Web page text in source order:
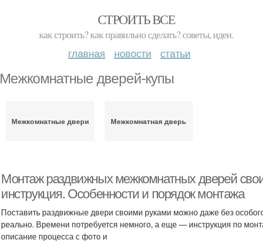
СТРОИТЬ ВСЕ
как строить? как правильно сделать? советы, идеи.
главная новости статьи
Межкомнатные дверей-купы
Межкомнатные двери Межкомнатная дверь
Монтаж раздвижных межкомнатных дверей
инструкция. Особенности и порядок монтажа
Поставить раздвижные двери своими руками можно даже без
реально. Времени потребуется немного, а еще — инструкция по
описание процесса с фото и